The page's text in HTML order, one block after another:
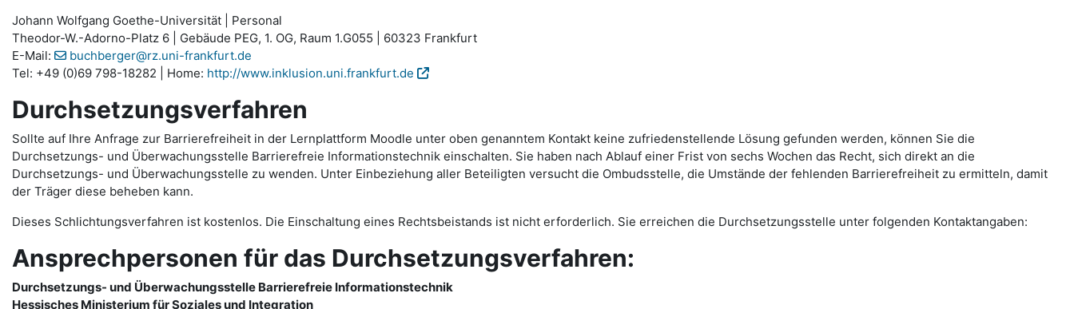
Johann Wolfgang Goethe-Universität | Personal
Theodor-W.-Adorno-Platz 6 | Gebäude PEG, 1. OG, Raum 1.G055 | 60323 Frankfurt
E-Mail:
buchberger@rz.uni-frankfurt.de
Tel: +49 (0)69 798-18282 | Home: http://www.inklusion.uni.frankfurt.de
Durchsetzungsverfahren
Sollte auf Ihre Anfrage zur Barrierefreiheit in der Lernplattform Moodle unter oben genanntem Kontakt keine zufriedenstellende Lösung gefunden werden, können Sie die
Durchsetzungs- und Überwachungsstelle Barrierefreie Informationstechnik einschalten. Sie haben nach Ablauf einer Frist von sechs Wochen das Recht, sich direkt an die
Durchsetzungs- und Überwachungsstelle zu wenden. Unter Einbeziehung aller Beteiligten versucht die Ombudsstelle, die Umstände der fehlenden Barrierefreiheit zu ermitteln, damit
der Träger diese beheben kann.
Dieses Schlichtungsverfahren ist kostenlos. Die Einschaltung eines Rechtsbeistands ist nicht erforderlich. Sie erreichen die Durchsetzungsstelle unter folgenden Kontaktangaben:
Ansprechpersonen für das Durchsetzungsverfahren:
Durchsetzungs- und Überwachungsstelle Barrierefreie Informationstechnik
Hessisches Ministerium für Soziales und Integration